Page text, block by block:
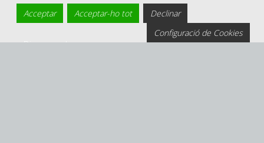
Disseny web per:
Acceptar Acceptar-ho tot
Declinar
Configuració de Cookies